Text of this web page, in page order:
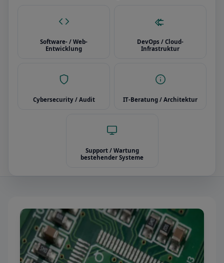
Software- / Web-
Entwicklung
DevOps / Cloud-
Infrastruktur
Cybersecurity / Audit IT-Beratung / Architektur
Support / Wartung
bestehender Systeme